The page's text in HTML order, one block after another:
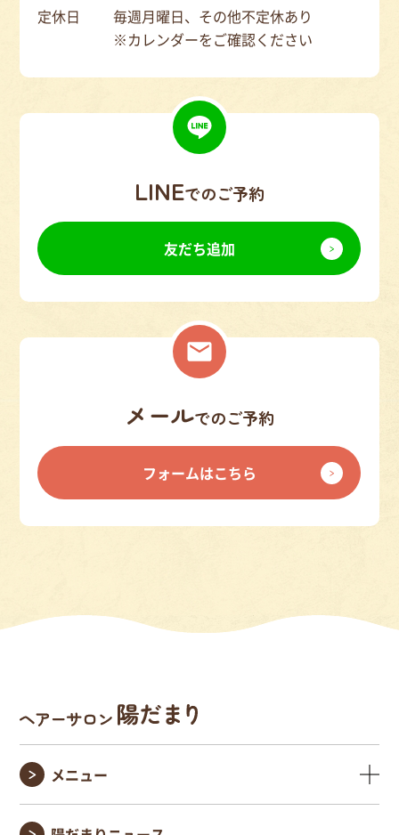
定休日
毎週月曜日、その他不定休あり
※カレンダーをご確認ください
LINEでのご予約
友だち追加
メールでのご予約
フォームはこちら
メニュー